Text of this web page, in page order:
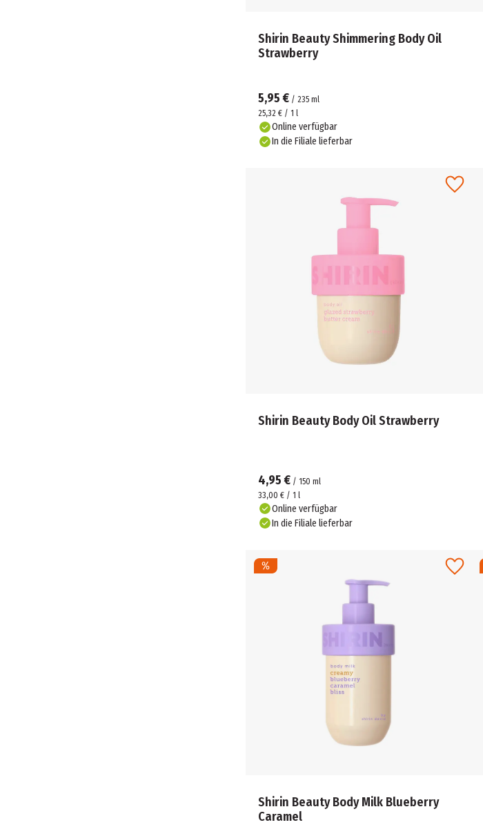
Shirin Beauty Shimmering Body Oil
Strawberry
5,95 € / 235 ml
25,32 € / 1 l
Online verfügbar
In die Filiale lieferbar
Shirin Beauty Body Oil Strawberry
4,95 € / 150 ml
33,00 € / 1 l
Online verfügbar
In die Filiale lieferbar
Shirin Beauty Body Milk Blueberry
Caramel